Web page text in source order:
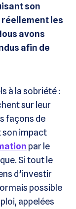
son
réellement les
avons
afin de
à la sobriété :
sur leur
façons de
son impact
par le
Si tout le
d’investir
possible
appelées